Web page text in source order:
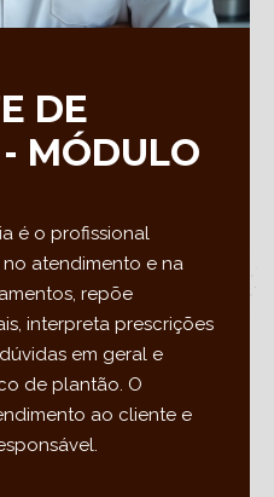
DE
MÓDULO
é o profissional
atendimento e na
repõe
interpreta prescrições
em geral e
de plantão. O
ao cliente e